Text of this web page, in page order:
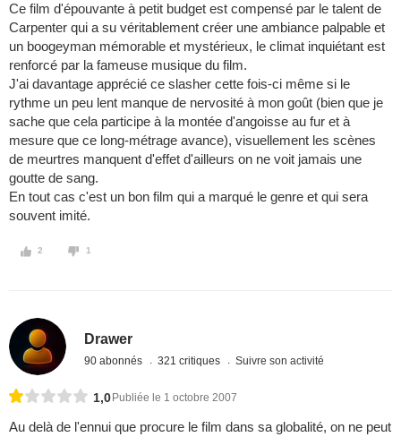
Ce film d'épouvante à petit budget est compensé par le talent de
Carpenter qui a su véritablement créer une ambiance palpable et
un boogeyman mémorable et mystérieux, le climat inquiétant est
renforcé par la fameuse musique du film.
J'ai davantage apprécié ce slasher cette fois-ci même si le
rythme un peu lent manque de nervosité à mon goût (bien que je
sache que cela participe à la montée d'angoisse au fur et à
mesure que ce long-métrage avance), visuellement les scènes
de meurtres manquent d'effet d'ailleurs on ne voit jamais une
goutte de sang.
En tout cas c'est un bon film qui a marqué le genre et qui sera
souvent imité.
2 1
Drawer
90 abonnés 321 critiques Suivre son activité
1,0 Publiée le 1 octobre 2007
Au delà de l'ennui que procure le film dans sa globalité, on ne peut